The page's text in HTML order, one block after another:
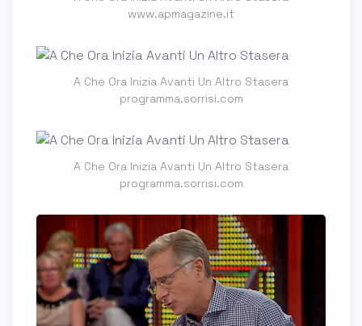
www.apmagazine.it
A Che Ora Inizia Avanti Un Altro Stasera
programma.sorrisi.com
A Che Ora Inizia Avanti Un Altro Stasera
programma.sorrisi.com